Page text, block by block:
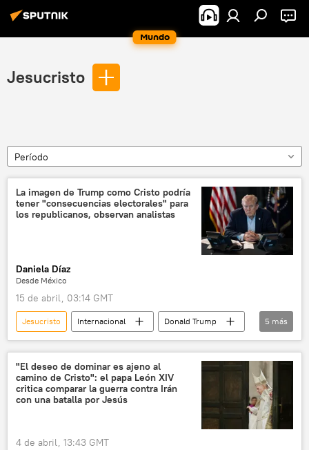
Mundo
Jesucristo
Período
La imagen de Trump como Cristo podría
tener "consecuencias electorales" para
los republicanos, observan analistas
Daniela Díaz
Desde México
15 de abril, 03:14 GMT
Jesucristo Internacional
Donald Trump
EEUU
sociedad
religión
💬 Opinión y Análisis
política
5 más
"El deseo de dominar es ajeno al
camino de Cristo": el papa León XIV
critica comparar la guerra contra Irán
con una batalla por Jesús
4 de abril, 13:43 GMT